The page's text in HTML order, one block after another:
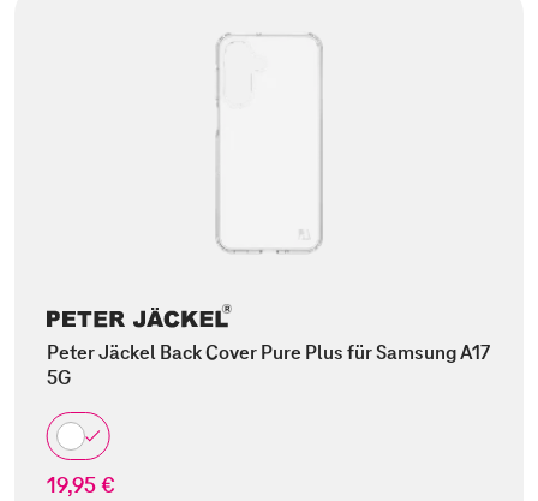
Peter Jäckel Back Cover Pure Plus für Samsung A17
5G
19,95 €